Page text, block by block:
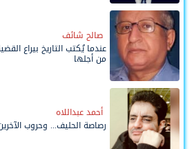
صالح شائف
عندما يُكتب التاريخ بيراع
من أجلها
أحمد عبداللاه
رصاصة الحليف... وحروب